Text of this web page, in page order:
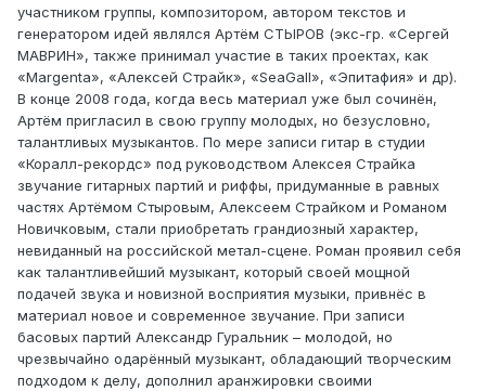
участником группы, композитором, автором текстов и
генератором идей являлся Артём СТЫРОВ (экс-гр. «Сергей
МАВРИН», также принимал участие в таких проектах, как
«Margenta», «Алексей Страйк», «SeaGall», «Эпитафия» и др).
В конце 2008 года, когда весь материал уже был сочинён,
Артём пригласил в свою группу молодых, но безусловно,
талантливых музыкантов. По мере записи гитар в студии
«Коралл-рекордс» под руководством Алексея Страйка
звучание гитарных партий и риффы, придуманные в равных
частях Артёмом Стыровым, Алексеем Страйком и Романом
Новичковым, стали приобретать грандиозный характер,
невиданный на российской метал-сцене. Роман проявил себя
как талантливейший музыкант, который своей мощной
подачей звука и новизной восприятия музыки, привнёс в
материал новое и современное звучание. При записи
басовых партий Александр Гуральник – молодой, но
чрезвычайно одарённый музыкант, обладающий творческим
подходом к делу, дополнил аранжировки своими